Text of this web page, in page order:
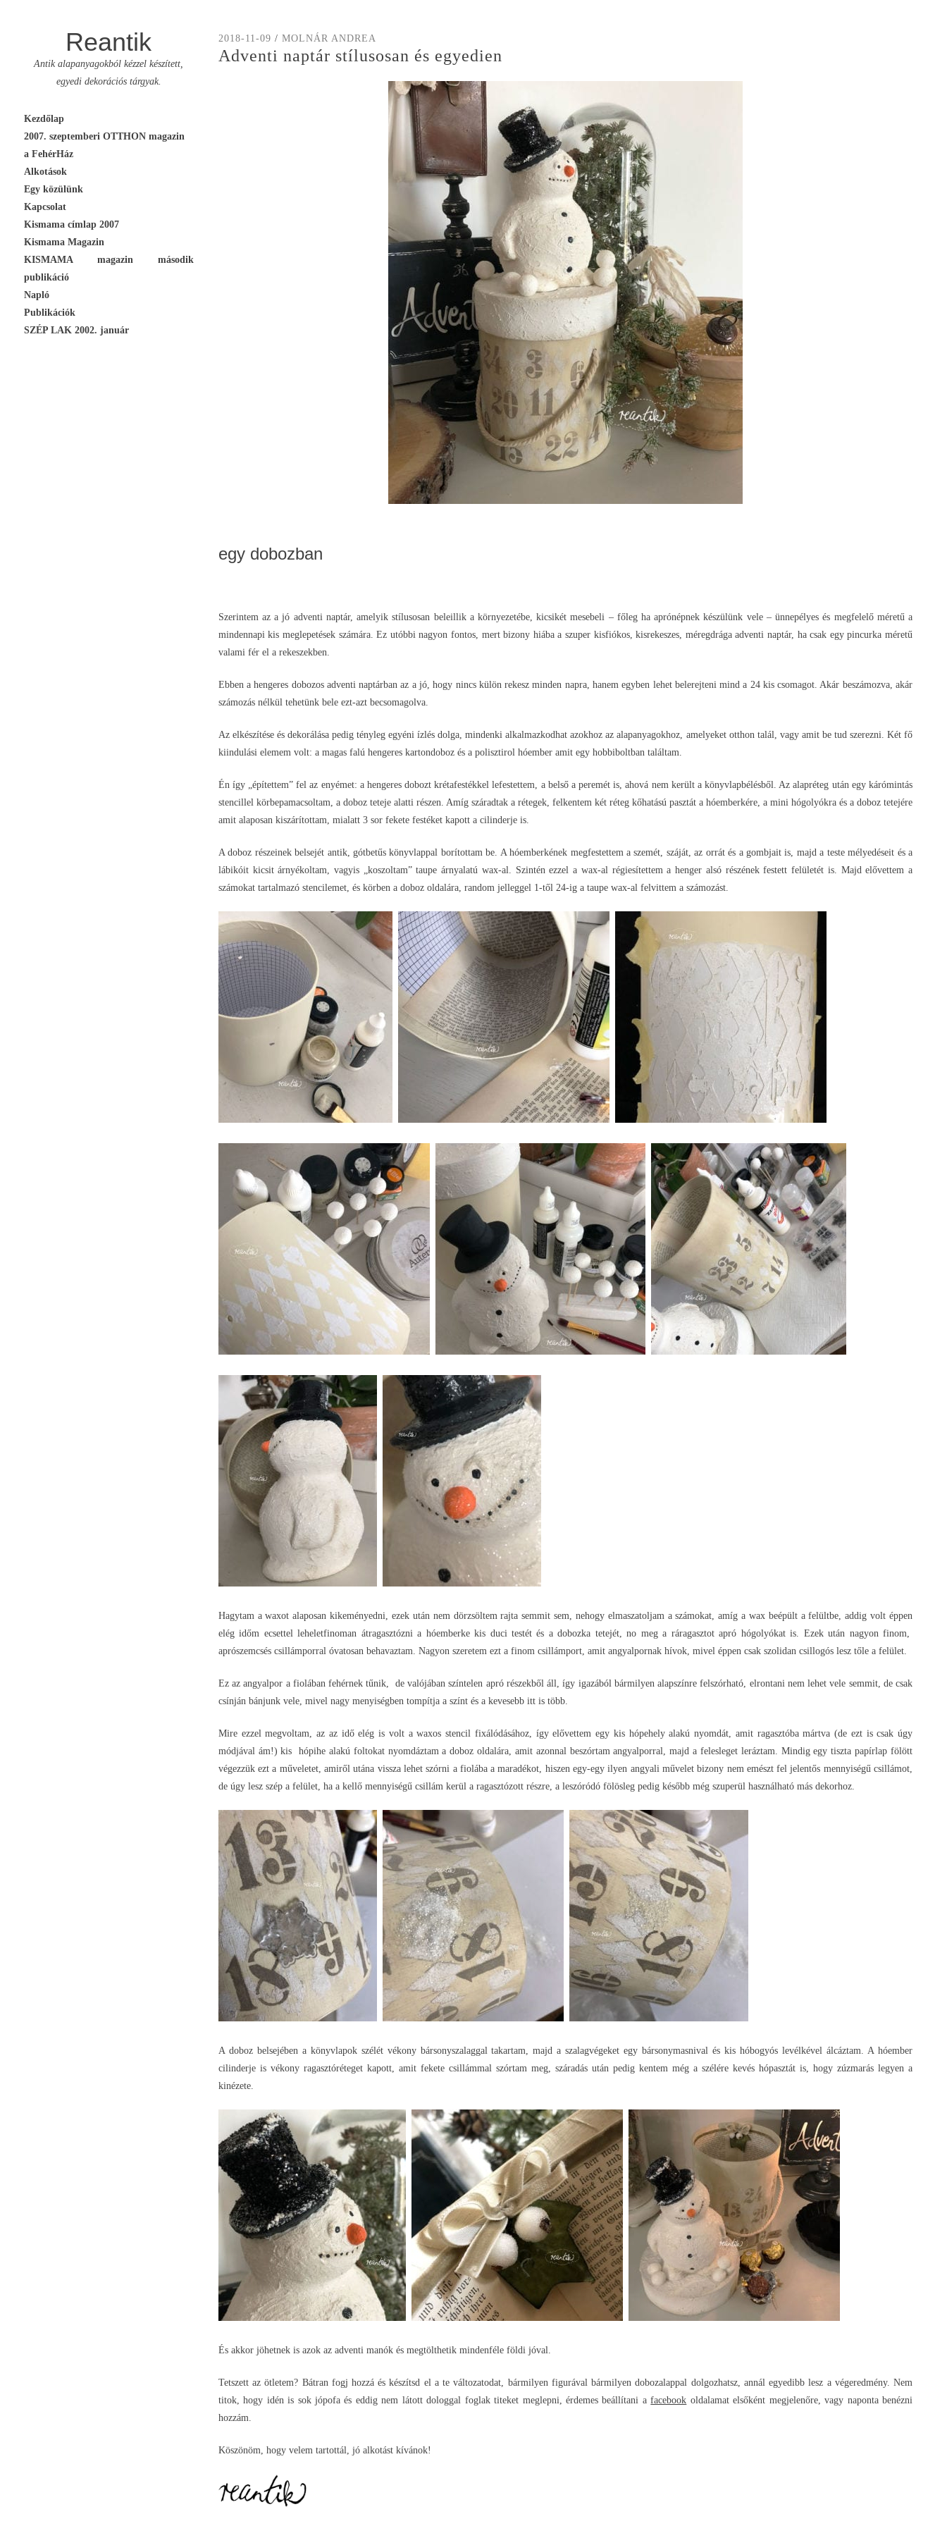
Reantik
Antik alapanyagokból kézzel készített,
egyedi dekorációs tárgyak.
Skip
to
content
Kezdőlap
2007. szeptemberi OTTHON magazin
a FehérHáz
Alkotások
Egy közülünk
Kapcsolat
Kismama címlap 2007
Kismama Magazin
KISMAMA magazin második
publikáció
Napló
Publikációk
SZÉP LAK 2002. január
2018-11-09 / MOLNÁR ANDREA
Adventi naptár stílusosan és egyedien
egy dobozban
Szerintem az a jó adventi naptár, amelyik stílusosan beleillik a környezetébe, kicsikét mesebeli – főleg ha aprónépnek készülünk vele – ünnepélyes és megfelelő méretű a
mindennapi kis meglepetések számára. Ez utóbbi nagyon fontos, mert bizony hiába a szuper kisfiókos, kisrekeszes, méregdrága adventi naptár, ha csak egy pincurka méretű
valami fér el a rekeszekben.
Ebben a hengeres dobozos adventi naptárban az a jó, hogy nincs külön rekesz minden napra, hanem egyben lehet belerejteni mind a 24 kis csomagot. Akár beszámozva, akár
számozás nélkül tehetünk bele ezt-azt becsomagolva.
Az elkészítése és dekorálása pedig tényleg egyéni ízlés dolga, mindenki alkalmazkodhat azokhoz az alapanyagokhoz, amelyeket otthon talál, vagy amit be tud szerezni. Két fő
kiindulási elemem volt: a magas falú hengeres kartondoboz és a polisztirol hóember amit egy hobbiboltban találtam.
Én így „építettem” fel az enyémet: a hengeres dobozt krétafestékkel lefestettem, a belső a peremét is, ahová nem került a könyvlapbélésből. Az alapréteg után egy kárómintás
stencillel körbepamacsoltam, a doboz teteje alatti részen. Amíg száradtak a rétegek, felkentem két réteg kőhatású pasztát a hóemberkére, a mini hógolyókra és a doboz tetejére
amit alaposan kiszárítottam, mialatt 3 sor fekete festéket kapott a cilinderje is.
A doboz részeinek belsejét antik, gótbetűs könyvlappal borítottam be. A hóemberkének megfestettem a szemét, száját, az orrát és a gombjait is, majd a teste mélyedéseit és a
lábikóit kicsit árnyékoltam, vagyis „koszoltam” taupe árnyalatú wax-al. Szintén ezzel a wax-al régiesítettem a henger alsó részének festett felületét is. Majd elővettem a
számokat tartalmazó stencilemet, és körben a doboz oldalára, random jelleggel 1-től 24-ig a taupe wax-al felvittem a számozást.
Hagytam a waxot alaposan kikeményedni, ezek után nem dörzsöltem rajta semmit sem, nehogy elmaszatoljam a számokat, amíg a wax beépült a felültbe, addig volt éppen
elég időm ecsettel leheletfinoman átragasztózni a hóemberke kis duci testét és a dobozka tetejét, no meg a ráragasztot apró hógolyókat is. Ezek után nagyon finom,
aprószemcsés csillámporral óvatosan behavaztam. Nagyon szeretem ezt a finom csillámport, amit angyalpornak hívok, mivel éppen csak szolidan csillogós lesz tőle a felület.
Ez az angyalpor a fiolában fehérnek tűnik, de valójában színtelen apró részekből áll, így igazából bármilyen alapszínre felszórható, elrontani nem lehet vele semmit, de csak
csínján bánjunk vele, mivel nagy menyiségben tompítja a színt és a kevesebb itt is több.
Mire ezzel megvoltam, az az idő elég is volt a waxos stencil fixálódásához, így elővettem egy kis hópehely alakú nyomdát, amit ragasztóba mártva (de ezt is csak úgy
módjával ám!) kis hópihe alakú foltokat nyomdáztam a doboz oldalára, amit azonnal beszórtam angyalporral, majd a felesleget leráztam. Mindig egy tiszta papírlap fölött
végezzük ezt a műveletet, amiről utána vissza lehet szórni a fiolába a maradékot, hiszen egy-egy ilyen angyali művelet bizony nem emészt fel jelentős mennyiségű csillámot,
de úgy lesz szép a felület, ha a kellő mennyiségű csillám kerül a ragasztózott részre, a leszóródó fölösleg pedig később még szuperül használható más dekorhoz.
A doboz belsejében a könyvlapok szélét vékony bársonyszalaggal takartam, majd a szalagvégeket egy bársonymasnival és kis hóbogyós levélkével álcáztam. A hóember
cilinderje is vékony ragasztóréteget kapott, amit fekete csillámmal szórtam meg, száradás után pedig kentem még a szélére kevés hópasztát is, hogy zúzmarás legyen a
kinézete.
És akkor jöhetnek is azok az adventi manók és megtölthetik mindenféle földi jóval.
Tetszett az ötletem? Bátran fogj hozzá és készítsd el a te változatodat, bármilyen figurával bármilyen dobozalappal dolgozhatsz, annál egyedibb lesz a végeredmény. Nem
titok, hogy idén is sok jópofa és eddig nem látott dologgal foglak titeket meglepni, érdemes beállítani afacebook oldalamat elsőként megjelenőre, vagy naponta benézni
hozzám.
Köszönöm, hogy velem tartottál, jó alkotást kívánok!